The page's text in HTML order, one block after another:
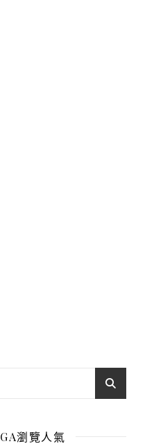
GA瀏覽人氣